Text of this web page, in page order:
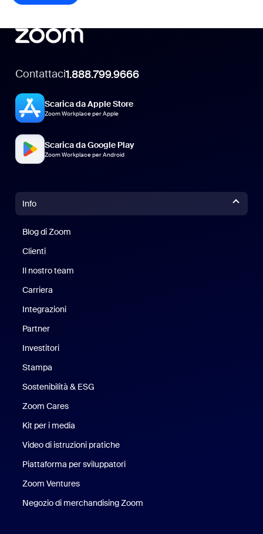
elementi della libreria di risorse
Contattaci1.888.799.9666
Scarica da Apple Store
Zoom Workplace per Apple
Scarica da Google Play
Zoom Workplace per Android
Info
Blog di Zoom
Clienti
Il nostro team
Carriera
Integrazioni
Partner
Investitori
Stampa
Sostenibilità & ESG
Zoom Cares
Kit per i media
Video di istruzioni pratiche
Piattaforma per sviluppatori
Zoom Ventures
Negozio di merchandising Zoom